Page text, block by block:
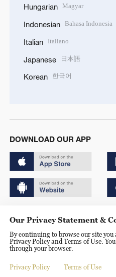
Hungarian Magyar
Indonesian Bahasa Indonesia
Italian Italiano
Japanese 日本語
Korean 한국어
DOWNLOAD OUR APP
京ICP备20000184号
京公网安备 11010502050052号
Disinformation report hotline: 010-
Our Privacy Statement &
By continuing to browse our site you
Privacy Policy and Terms of Use.
through your browser.
Privacy Policy Terms of Use